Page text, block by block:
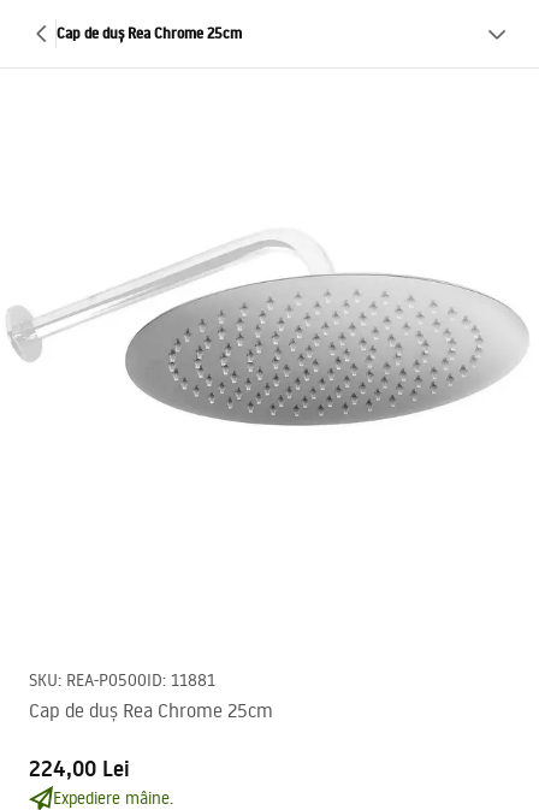
Cap de duș Rea Chrome 25cm
SKU: REA-P0500ID: 11881
Cap de duș Rea Chrome 25cm
224,00 Lei
Expediere mâine.